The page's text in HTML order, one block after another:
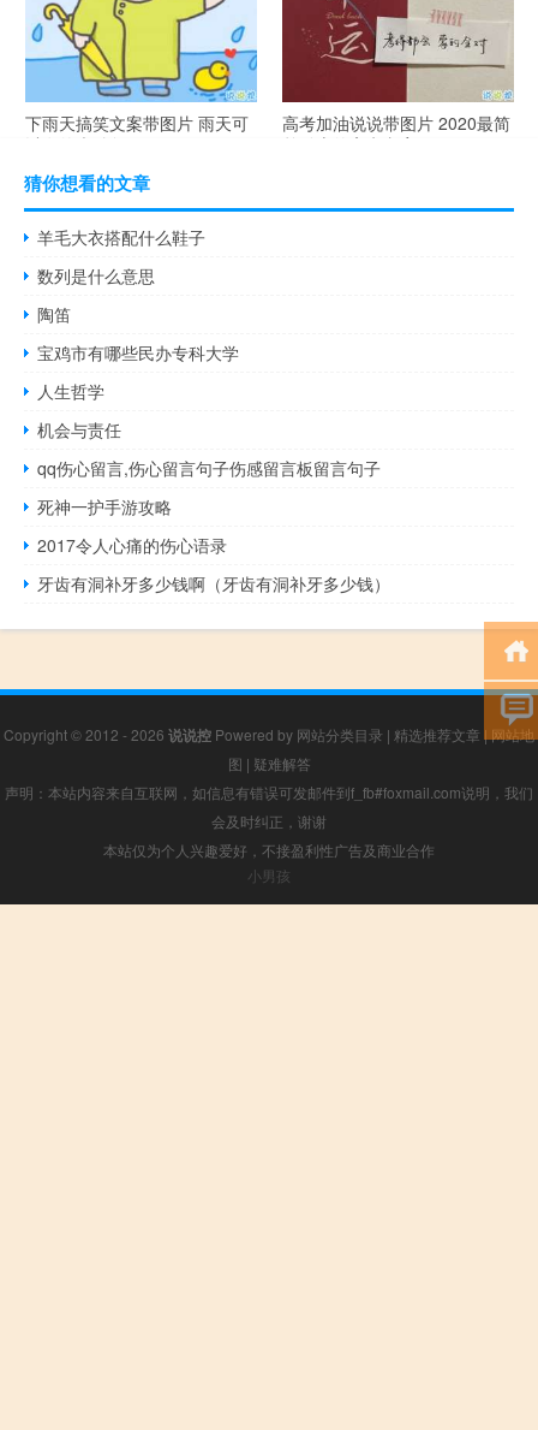
下雨天搞笑文案带图片 雨天可
以发的幽默句子
高考加油说说带图片 2020最简
单励志的高考文案
猜你想看的文章
羊毛大衣搭配什么鞋子
数列是什么意思
陶笛
宝鸡市有哪些民办专科大学
人生哲学
机会与责任
qq伤心留言,伤心留言句子伤感留言板留言句子
死神一护手游攻略
2017令人心痛的伤心语录
牙齿有洞补牙多少钱啊（牙齿有洞补牙多少钱）
Copyright © 2012 - 2026 说说控 Powered by 网站分类目录 | 精选推荐文章 | 网站地
图 | 疑难解答
声明：本站内容来自互联网，如信息有错误可发邮件到f_fb#foxmail.com说明，我们
会及时纠正，谢谢
本站仅为个人兴趣爱好，不接盈利性广告及商业合作
小男孩